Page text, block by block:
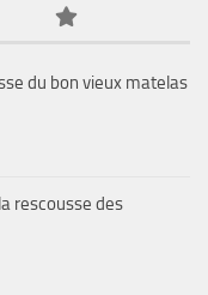
du bon vieux matelas
rescousse des